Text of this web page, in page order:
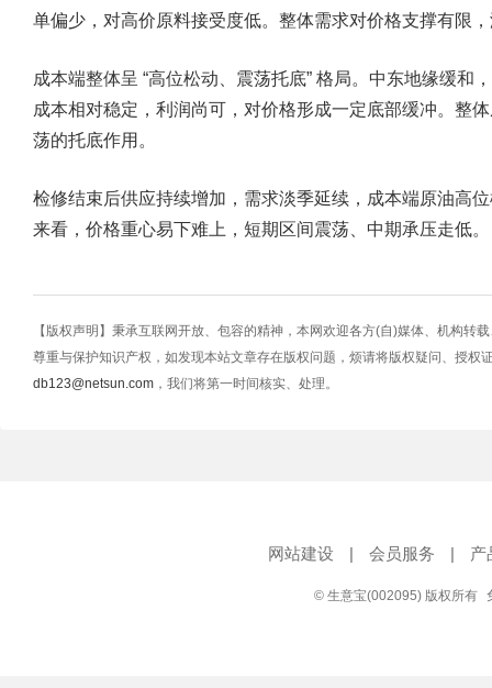
单偏少，对高价原料接受度低。整体需求对价格支撑有限
成本端整体呈 “高位松动、震荡托底” 格局。中东地缘缓和
成本相对稳定，利润尚可，对价格形成一定底部缓冲。整
荡的托底作用。
检修结束后供应持续增加，需求淡季延续，成本端原油高
来看，价格重心易下难上，短期区间震荡、中期承压走低。
【版权声明】秉承互联网开放、包容的精神，本网欢迎各方(自)媒体、机构转
尊重与保护知识产权，如发现本站文章存在版权问题，烦请将版权疑问、授权
db123@netsun.com ，我们将第一时间核实、处理。
网站建设 | 会员服务 | 产
© 生意宝(002095) 版权所有